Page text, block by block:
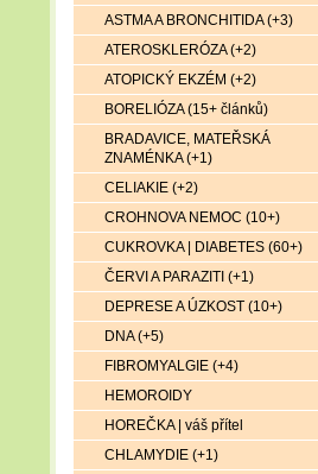
ASTMA A BRONCHITIDA (+3)
ATEROSKLERÓZA (+2)
ATOPICKÝ EKZÉM (+2)
BORELIÓZA (15+ článků)
BRADAVICE, MATEŘSKÁ
ZNAMÉNKA (+1)
CELIAKIE (+2)
CROHNOVA NEMOC (10+)
CUKROVKA | DIABETES (60+)
ČERVI A PARAZITI (+1)
DEPRESE A ÚZKOST (10+)
DNA (+5)
FIBROMYALGIE (+4)
HEMOROIDY
HOREČKA | váš přítel
CHLAMYDIE (+1)